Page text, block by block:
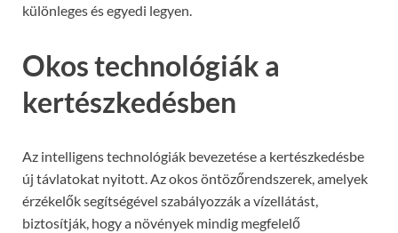
különleges és egyedi legyen.
Okos technológiák a
kertészkedésben
Az intelligens technológiák bevezetése a kertészkedésbe
új távlatokat nyitott. Az okos öntözőrendszerek, amelyek
érzékelők segítségével szabályozzák a vízellátást,
biztosítják, hogy a növények mindig megfelelő